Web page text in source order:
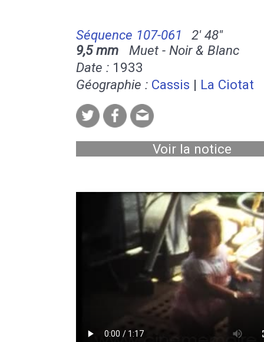
Séquence 107-061
2' 48''
9,5 mm Muet - Noir & Blanc
Date : 1933
Géographie : Cassis | La Ciotat
Voir la notice